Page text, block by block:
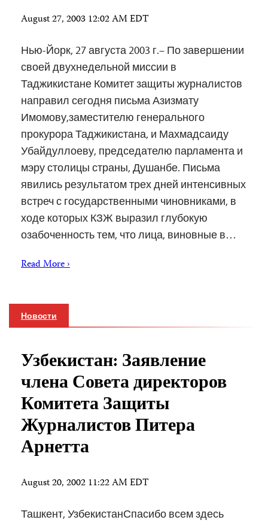
August 27, 2003 12:02 AM EDT
Нью-Йорк, 27 августа 2003 г.– По завершении
своей двухнедельной миссии в
Таджикистане Комитет защиты журналистов
направил сегодня письма Азизмату
Имомову,заместителю генерального
прокурора Таджикистана, и Махмадсаиду
Убайдуллоеву, председателю парламента и
мэру столицы страны, Душанбе. Письма
явились результатом трех дней интенсивных
встреч с государственными чиновниками, в
ходе которых КЗЖ выразил глубокую
озабоченность тем, что лица, виновные в…
Read More ›
Новости
Узбекистан: Заявление
члена Совета директоров
Комитета Защиты
Журналистов Питера
Арнетта
August 20, 2002 11:22 AM EDT
Ташкент, УзбекистанСпасибо всем здесь